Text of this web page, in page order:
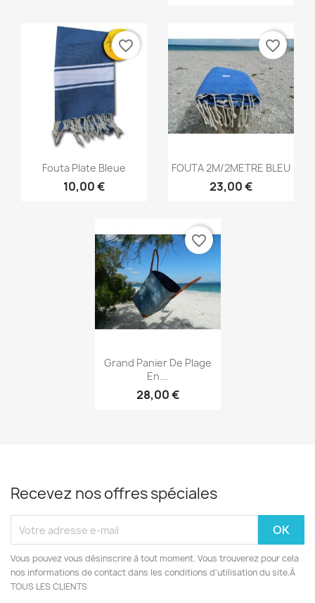
Aperçu rapide
Fouta Plate Bleue
10,00 €
favorite_border
Aperçu rapide
FOUTA 2M/2METRE BLEU
23,00 €
favorite_border
Aperçu rapide
Grand Panier De Plage
En...
28,00 €
favorite_border
Recevez nos offres spéciales
Vous pouvez vous désinscrire à tout moment. Vous trouverez pour cela
nos informations de contact dans les conditions d'utilisation du site.À
TOUS LES CLIENTS